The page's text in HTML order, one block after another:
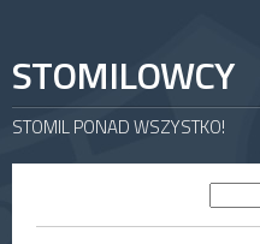
STOMILOWCY
STOMIL PONAD WSZYSTKO!